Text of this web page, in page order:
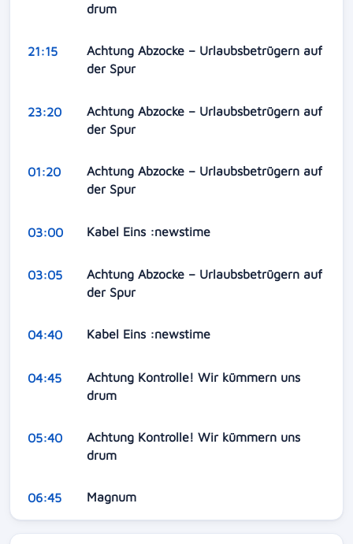
drum
21:15
Achtung Abzocke – Urlaubsbetrügern auf
der Spur
23:20
Achtung Abzocke – Urlaubsbetrügern auf
der Spur
01:20
Achtung Abzocke – Urlaubsbetrügern auf
der Spur
03:00 Kabel Eins :newstime
03:05
Achtung Abzocke – Urlaubsbetrügern auf
der Spur
04:40 Kabel Eins :newstime
04:45
Achtung Kontrolle! Wir kümmern uns
drum
05:40
Achtung Kontrolle! Wir kümmern uns
drum
06:45 Magnum